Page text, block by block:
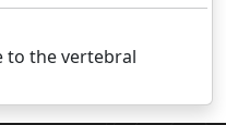
to the vertebral